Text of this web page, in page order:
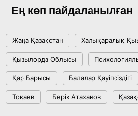
жетістіктері мен даму бағыты
Мемлекет басшысы Көбейтұз
күйіне назар аударды
18:22, 17 Шілде 2026
Ең көп пайдаланылған
Жаңа Қазақстан Халықаралық
Қызылорда Облысы
Қар Барысы Балалар Қауіпсіздігі
Тоқаев Берік Атаханов